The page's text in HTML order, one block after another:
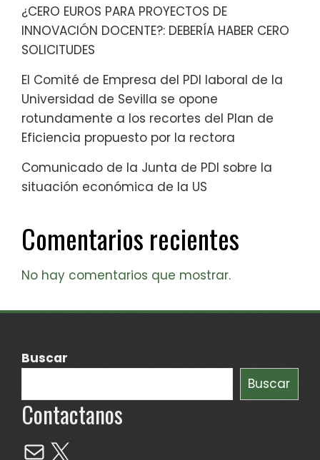
¿CERO EUROS PARA PROYECTOS DE
INNOVACIÓN DOCENTE?: DEBERÍA HABER CERO
SOLICITUDES
El Comité de Empresa del PDI laboral de la
Universidad de Sevilla se opone
rotundamente a los recortes del Plan de
Eficiencia propuesto por la rectora
Comunicado de la Junta de PDI sobre la
situación económica de la US
Comentarios recientes
No hay comentarios que mostrar.
Buscar
Buscar
Contactanos
Mail
X